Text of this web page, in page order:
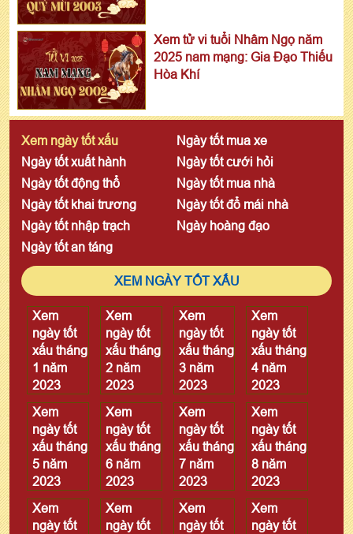
Xem tử vi tuổi Nhâm Ngọ năm
2025 nam mạng: Gia Đạo Thiếu
Hòa Khí
Xem ngày tốt xấu
Ngày tốt mua xe
Ngày tốt xuất hành
Ngày tốt cưới hỏi
Ngày tốt động thổ
Ngày tốt mua nhà
Ngày tốt khai trương
Ngày tốt đổ mái nhà
Ngày tốt nhập trạch
Ngày hoàng đạo
Ngày tốt an táng
XEM NGÀY TỐT XẤU
Xem
ngày tốt
xấu tháng
1 năm
2023
Xem
ngày tốt
xấu tháng
2 năm
2023
Xem
ngày tốt
xấu tháng
3 năm
2023
Xem
ngày tốt
xấu tháng
4 năm
2023
Xem
ngày tốt
xấu tháng
5 năm
2023
Xem
ngày tốt
xấu tháng
6 năm
2023
Xem
ngày tốt
xấu tháng
7 năm
2023
Xem
ngày tốt
xấu tháng
8 năm
2023
Xem
ngày tốt
Xem
ngày tốt
Xem
ngày tốt
Xem
ngày tốt